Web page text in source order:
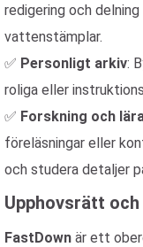
redigering och
vattenstämplar.
✅ Personligt arkiv:
roliga eller
✅ Forskning och
föreläsningar eller
och studera detaljer
Upphovsrätt
FastDown är ett